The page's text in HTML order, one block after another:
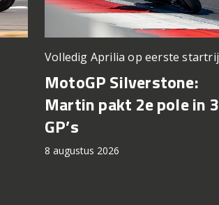
Volledig Aprilia op eerste startrij
MotoGP Silverstone:
Martin pakt 2e pole in 3
GP’s
8 augustus 2026